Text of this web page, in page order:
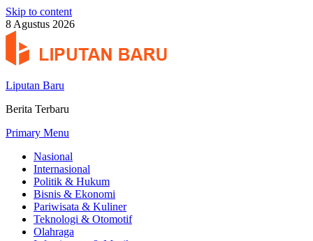
Skip to content
8 Agustus 2026
Liputan Baru
Berita Terbaru
Primary Menu
Nasional
Internasional
Politik & Hukum
Bisnis & Ekonomi
Pariwisata & Kuliner
Teknologi & Otomotif
Olahraga